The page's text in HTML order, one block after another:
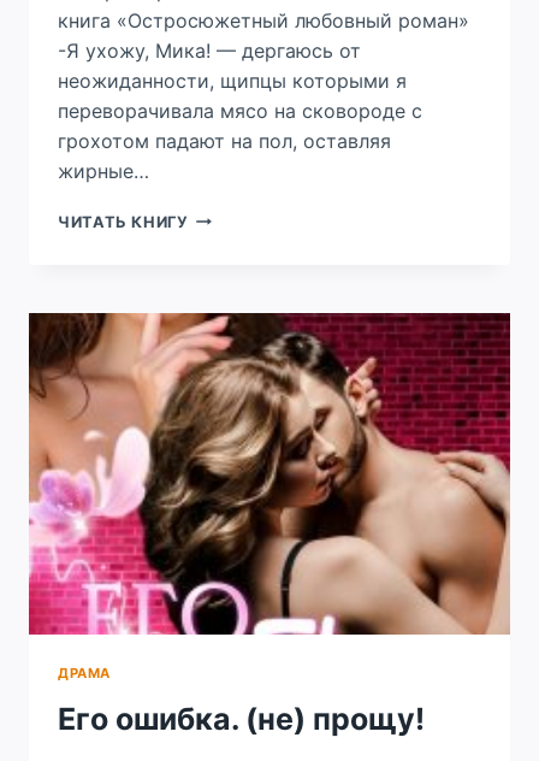
книга «Остросюжетный любовный роман»
-Я ухожу, Мика! — дергаюсь от
неожиданности, щипцы которыми я
переворачивала мясо на сковороде с
грохотом падают на пол, оставляя
жирные…
ЧИТАТЬ КНИГУ БЫВШИЕ.
ДРАМА
Его ошибка. (не) прощу!